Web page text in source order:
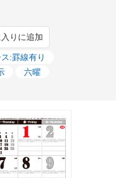
りに追加
:罫線有り
六曜